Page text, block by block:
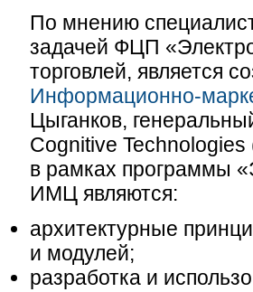
По мнению
задачей ФЦП
торговлей, является
Информационно-
Цыганков,
Cognitive Technologies
в рамках программы
ИМЦ являются:
архитектурные
и модулей;
разработка и